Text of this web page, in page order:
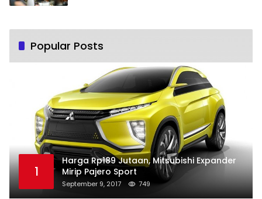
Popular Posts
1
Harga Rp189 Jutaan, Mitsubishi Expander
Mirip Pajero Sport
September 9, 2017 749